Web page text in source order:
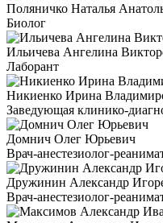
Поляничко Наталья
Биолог
Ильичева Ангелина
Лаборант
Никиенко Ирина
Заведующая клинико-
Домнич Олег Юрьевич
Врач-анестезиолог-
Дружинин Александр
Врач-анестезиолог-